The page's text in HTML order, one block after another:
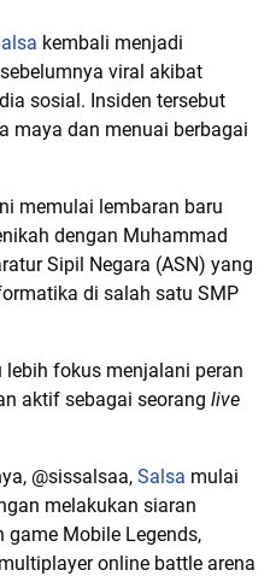
kembali menjadi
viral akibat
sosial. Insiden tersebut
maya dan menuai berbagai
memulai lembaran baru
dengan Muhammad
Sipil Negara (ASN) yang
di salah satu SMP
fokus menjalani peran
aktif sebagai seorang live
@sissalsaa, Salsa mulai
melakukan siaran
Mobile Legends,
online battle arena